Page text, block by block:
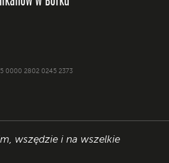
0000 2802 0245 2373
wszędzie i na wszelkie